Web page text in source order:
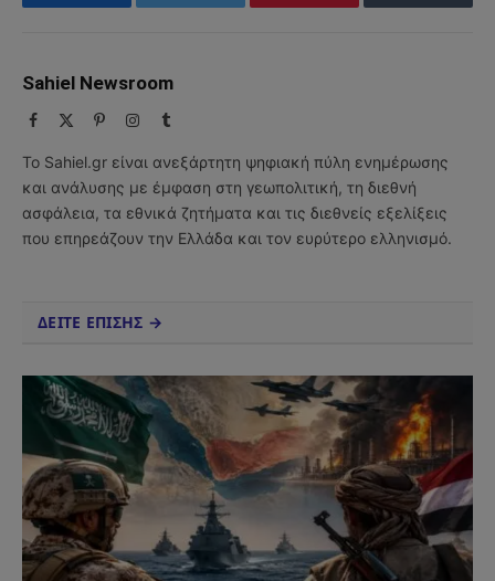
Facebook Twitter Pinterest Tumblr
Sahiel Newsroom
Facebook PinterestInstagram
Tumblr
Το Sahiel.gr είναι ανεξάρτητη ψηφιακή πύλη ενημέρωσης
και ανάλυσης με έμφαση στη γεωπολιτική, τη διεθνή
ασφάλεια, τα εθνικά ζητήματα και τις διεθνείς εξελίξεις
που επηρεάζουν την Ελλάδα και τον ευρύτερο ελληνισμό.
ΔΕΙΤΕ ΕΠΙΣΗΣ →